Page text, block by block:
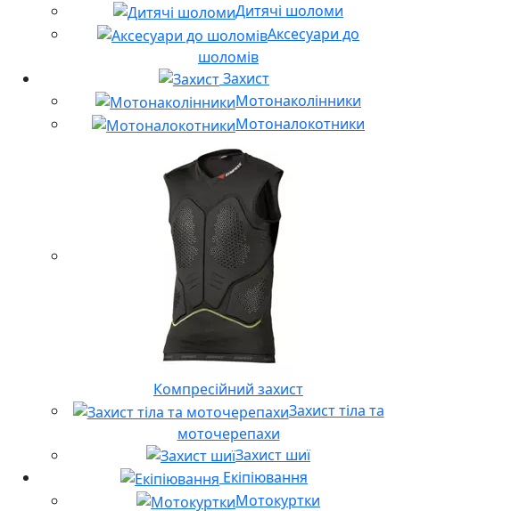
Дитячі шоломи
Аксесуари до
шоломів
Захист
Мотонаколінники
Мотоналокотники
Компресійний захист
Захист тіла та
моточерепахи
Захист шиї
Екіпіювання
Мотокуртки